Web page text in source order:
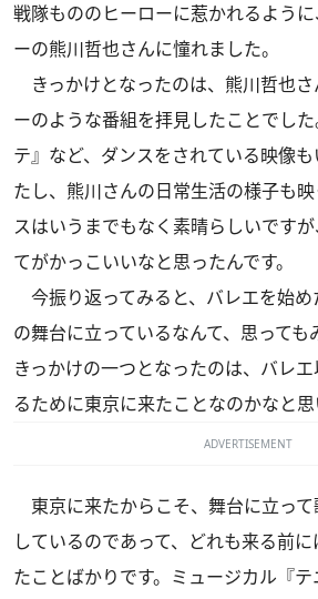
戦隊もののヒーローに惹かれるよう
ーの熊川哲也さんに憧れました。
きっかけとなったのは、熊川哲也さ
ーのような番組を拝見したことでし
テ』など、ダンスをされている映像
たし、熊川さんの日常生活の様子も
スはいうまでもなく素晴らしいです
てがかっこいいなと思ったんです。
今振り返ってみると、バレエを始
の舞台に立っているなんて、思っても
きっかけの一つとなったのは、バレ
るために東京に来たことなのかなと思
ADVERTISEMENT
東京に来たからこそ、舞台に立っ
しているのであって、どれも来る前
たことばかりです。ミュージカル『